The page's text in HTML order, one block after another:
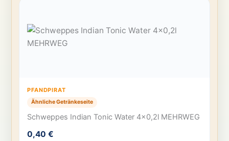
PFANDPIRAT
Ähnliche Getränkeseite
Schweppes Indian Tonic Water 4×0,2l MEHRWEG
0,40 €